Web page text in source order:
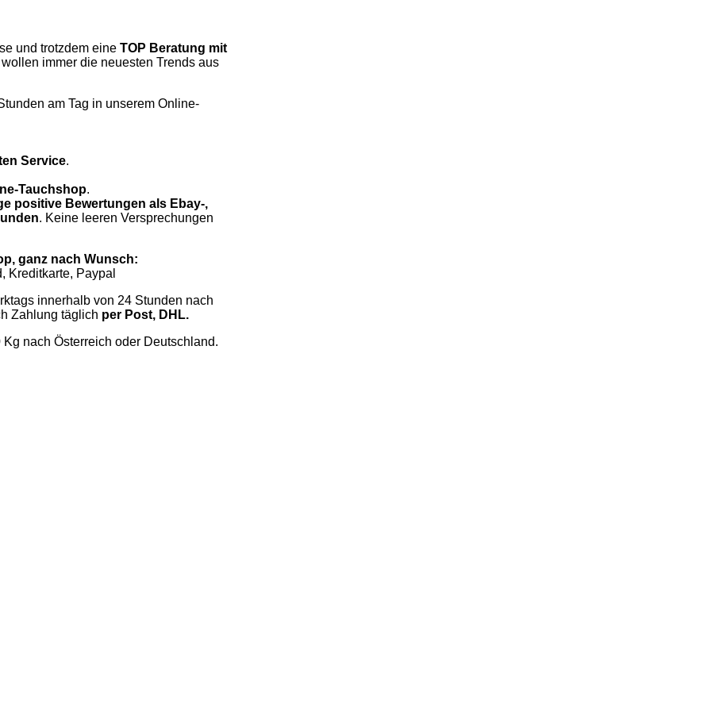
und trotzdem eine TOP Beratung mit
immer die neuesten Trends aus
am Tag in unserem Online-
Service.
Tauchshop.
positive Bewertungen als Ebay-,
. Keine leeren Versprechungen
ganz nach Wunsch:
Kreditkarte, Paypal
innerhalb von 24 Stunden nach
Zahlung täglich per Post, DHL.
nach Österreich oder Deutschland.